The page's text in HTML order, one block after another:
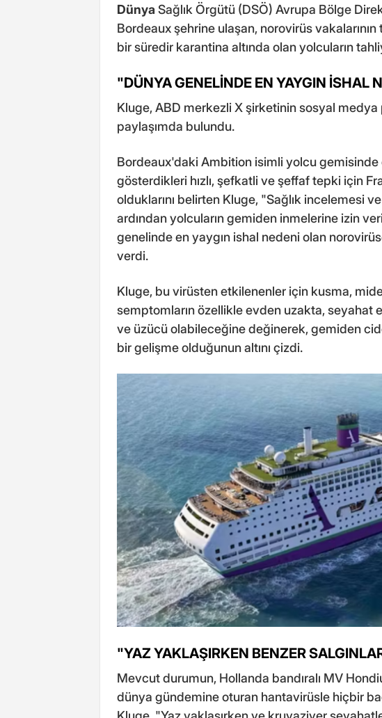
Dünya Sağlık Örgütü (DSÖ) Avrupa Bölge
Bordeaux şehrine ulaşan, norovirüs
bir süredir karantina altında olan yolcuların
"DÜNYA GENELİNDE EN YAYGIN İSHAL
Kluge, ABD merkezli X şirketinin sosyal
paylaşımda bulundu.
Bordeaux'daki Ambition isimli yolcu gemisinde
gösterdikleri hızlı, şefkatli ve şeffaf tepki için
olduklarını belirten Kluge, "Sağlık incelemesi
ardından yolcuların gemiden inmelerine izin
genelinde en yaygın ishal nedeni olan
verdi.
Kluge, bu virüsten etkilenenler için kusma,
semptomların özellikle evden uzakta, seyahat
ve üzücü olabileceğine değinerek, gemiden
bir gelişme olduğunun altını çizdi.
"YAZ YAKLAŞIRKEN BENZER
Mevcut durumun, Hollanda bandıralı MV
dünya gündemine oturan hantavirüsle hiçbir